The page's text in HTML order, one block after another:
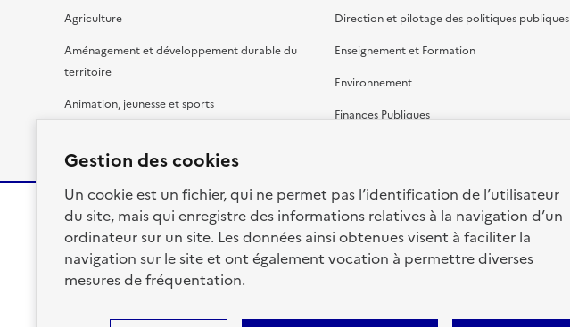
Gestion des cookies
Un cookie est un fichier, qui ne permet pas l’identification de l’utilisateur
du site, mais qui enregistre des informations relatives à la navigation d’un
ordinateur sur un site. Les données ainsi obtenues visent à faciliter la
navigation sur le site et ont également vocation à permettre diverses
mesures de fréquentation.
Agriculture
Aménagement et développement durable du
territoire
Animation, jeunesse et sports
Direction et pilotage des politiques publiques
Enseignement et Formation
Environnement
Finances Publiques
RÉPUBLIQUE
FRANÇAISE